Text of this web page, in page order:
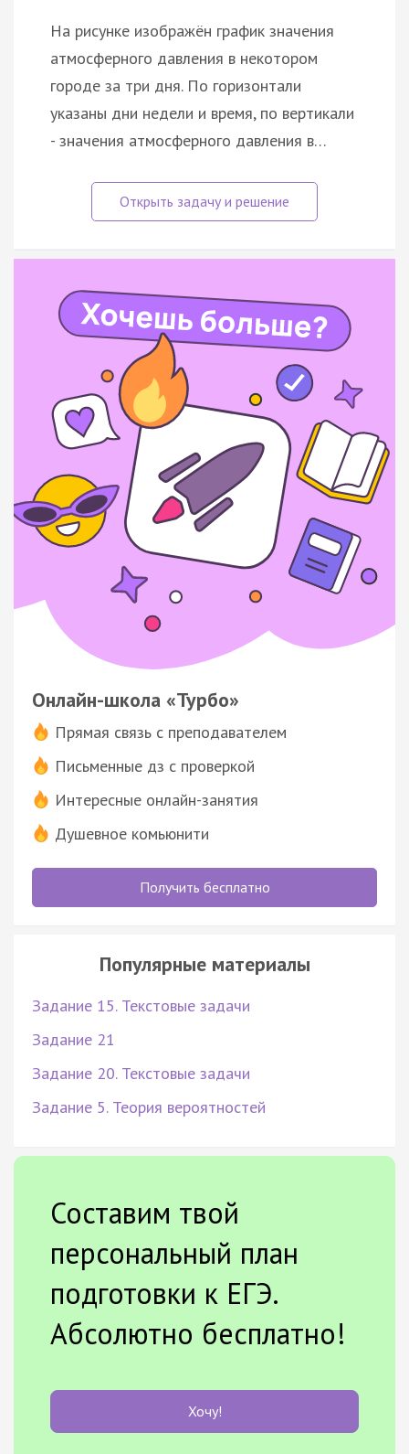
На рисунке изображён график значения
атмосферного давления в некотором
городе за три дня. По горизонтали
указаны дни недели и время, по вертикали
- значения атмосферного давления в…
Онлайн-школа «Турбо»
Прямая связь с преподавателем
Письменные дз с проверкой
Интересные онлайн-занятия
Душевное комьюнити
Получить бесплатно
Популярные материалы
Задание 15. Текстовые задачи
Задание 21
Задание 20. Текстовые задачи
Задание 5. Теория вероятностей
Составим твой
персональный план
подготовки к ЕГЭ.
Абсолютно бесплатно!
Хочу!